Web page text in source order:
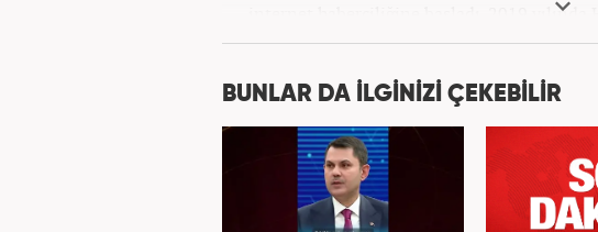
internet haberciliğine başladı. 2019
''Ekonomi ve Otomobil Editörü''
BUNLAR DA İLGİNİZİ ÇEKEBİLİR